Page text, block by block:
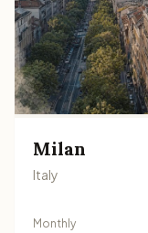
Milan
Italy
Monthly